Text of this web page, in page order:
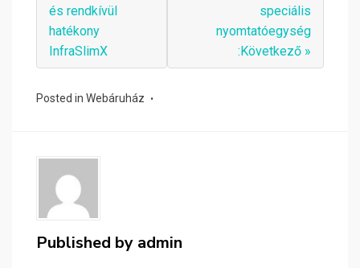
és rendkívül
hatékony
InfraSlimX
speciális
nyomtatóegység
:Következő »
Posted in Webáruház
Published by admin